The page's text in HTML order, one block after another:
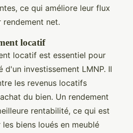
ce qui améliore leur flux
net.
locatif
locatif est essentiel pour
d'un investissement LMNP. Il
les revenus locatifs
du bien. Un rendement
rentabilité, ce qui est
biens loués en meublé